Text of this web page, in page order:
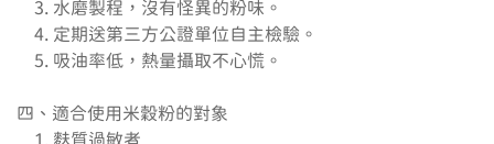
四、適合使用米穀粉的對象